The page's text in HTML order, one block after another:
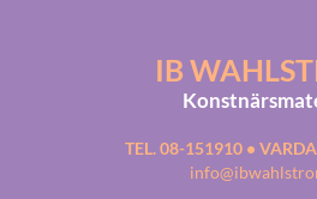
IB
TEL. 08-151910 •